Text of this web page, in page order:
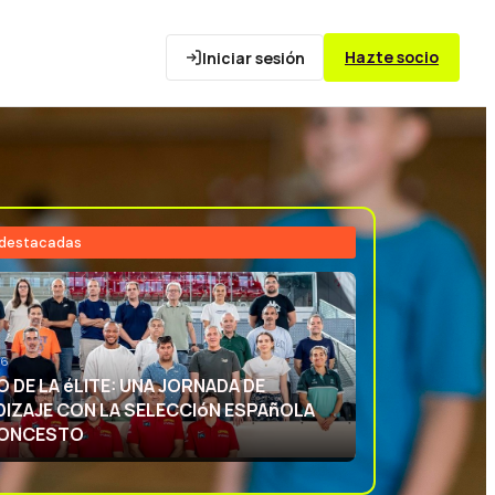
Iniciar sesión Hazte socio
DEPORTIVA: APRENDIENDO CON
ESPAñOLA DE BALONCESTO